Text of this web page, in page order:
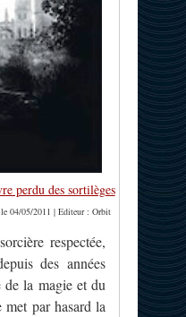
perdu des sortilèges
04/05/2011 | Editeur : Orbit
respectée,
des années
la magie et du
par hasard la